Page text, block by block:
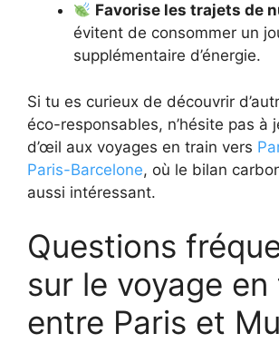
Favorise les trajets de
évitent de consommer un
supplémentaire d’énergie.
Si tu es curieux de découvrir
éco-responsables, n’hésite pas à
d’œil aux voyages en train vers
Paris-Barcelone, où le bilan
aussi intéressant.
Questions
sur le voyage en
entre Paris et